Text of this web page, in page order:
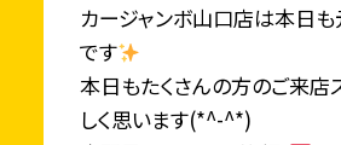
カージャンボ山口店は本日
です
本日もたくさんの方のご来店
しく思います(*^-^*)